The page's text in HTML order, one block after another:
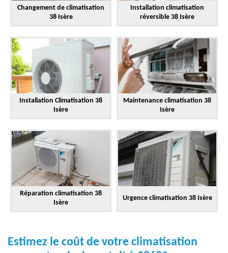
Changement de climatisation
38 Isère
Installation climatisation
réversible 38 Isère
Installation Climatisation 38
Isère
Maintenance climatisation 38
Isère
Réparation climatisation 38
Isère
Urgence climatisation 38 Isère
Estimez le coût de votre climatisation